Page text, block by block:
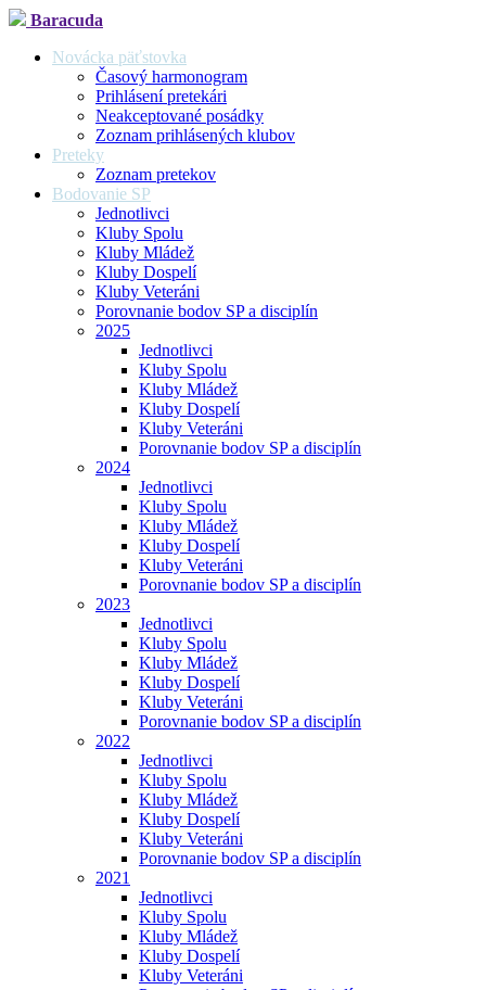
Baracuda
Novácka päťstovka
Časový harmonogram
Prihlásení pretekári
Neakceptované posádky
Zoznam prihlásených klubov
Preteky
Zoznam pretekov
Bodovanie SP
Jednotlivci
Kluby Spolu
Kluby Mládež
Kluby Dospelí
Kluby Veteráni
Porovnanie bodov SP a disciplín
2025
Jednotlivci
Kluby Spolu
Kluby Mládež
Kluby Dospelí
Kluby Veteráni
Porovnanie bodov SP a disciplín
2024
Jednotlivci
Kluby Spolu
Kluby Mládež
Kluby Dospelí
Kluby Veteráni
Porovnanie bodov SP a disciplín
2023
Jednotlivci
Kluby Spolu
Kluby Mládež
Kluby Dospelí
Kluby Veteráni
Porovnanie bodov SP a disciplín
2022
Jednotlivci
Kluby Spolu
Kluby Mládež
Kluby Dospelí
Kluby Veteráni
Porovnanie bodov SP a disciplín
2021
Jednotlivci
Kluby Spolu
Kluby Mládež
Kluby Dospelí
Kluby Veteráni